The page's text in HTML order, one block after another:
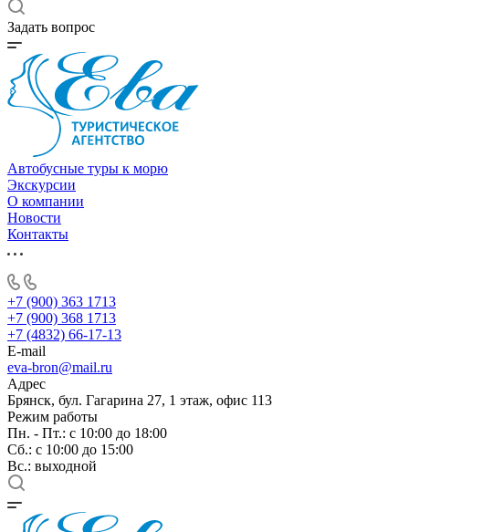
Задать вопрос
Автобусные туры к морю
Экскурсии
О компании
Новости
Контакты
+7 (900) 363 1713
+7 (900) 368 1713
+7 (4832) 66-17-13
E-mail
eva-bron@mail.ru
Адрес
Брянск, бул. Гагарина 27, 1 этаж, офис 113
Режим работы
Пн. - Пт.: с 10:00 до 18:00
Cб.: с 10:00 до 15:00
Вс.: выходной